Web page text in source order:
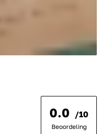
0.0 /10
Beoordeling